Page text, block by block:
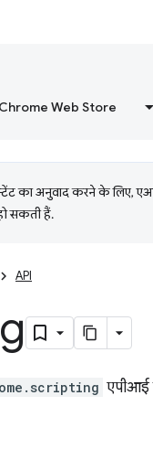
Chrome Web Store
का अनुवाद करने के लिए,
सकती हैं.
API
एपीआई